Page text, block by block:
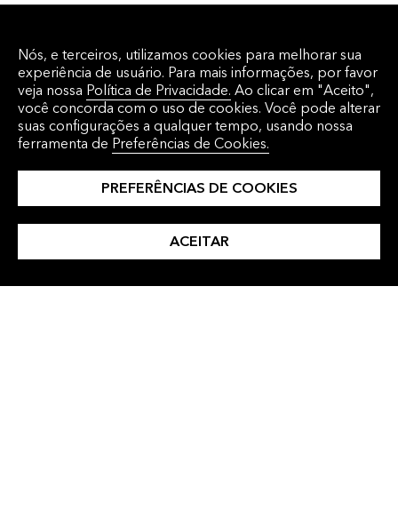
Agende uma
demo.
ENTRE EM CONTATO
CONOSCO
Nós, e terceiros, utilizamos cookies para melhorar sua
experiência de usuário. Para mais informações, por favor
veja nossa Política de Privacidade. Ao clicar em "Aceito",
você concorda com o uso de cookies. Você pode alterar
suas configurações a qualquer tempo, usando nossa
ferramenta de Preferências de Cookies.
PREFERÊNCIAS DE COOKIES
ACEITAR